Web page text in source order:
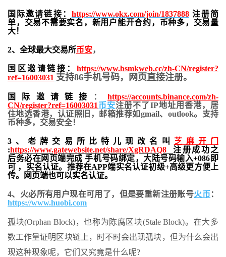
国际邀请链接： https://www.okx.com/join/1837888注册简
单，交易不需要实名，新用户能开合约， 币种多，交易量
大！
2、全球最大交易所币安，
国区邀请链接： https://www.bsmkweb.cc/zh-CN/register?
ref=16003031 支持86手机号码，网页直接注册。
国际邀请链接 ：https://accounts.binance.com/zh-
CN/register?ref=16003031 币安注册不了IP地址用香港，居
住地选香港，认证照旧， 邮箱推荐如gmail、outlook。支持
币种多，交易安全！
3、老牌交易所比特儿现改名叫 芝麻开门
:https://www.gatewebsite.net/share/XgRDAQ8
注册成功之
后务必在网页端完成 手机号码绑定，大陆号码输入+086即
可 ，实名认证。推荐在APP端实名认证初级+高级更方便上
传。网页端也可以实名认证。
4、火必所有用户现在可用了，但是要重新注册账号火币 ：
https://www.huobi.com
孤块(Orphan Block)，也称为陈腐区块(Stale Block)。在大多
数工作量证明区块链上，时不时会出现孤块，但为什么会出
现这种现象呢，它们又究竟是什么呢?